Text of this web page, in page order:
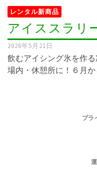
レンタル新商品
アイススラリ
2026年5月21日
飲むアイシング氷を作
場内・休憩所に！６月
プラ